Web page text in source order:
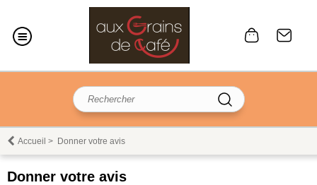
Accueil > Donner votre avis
Donner votre avis